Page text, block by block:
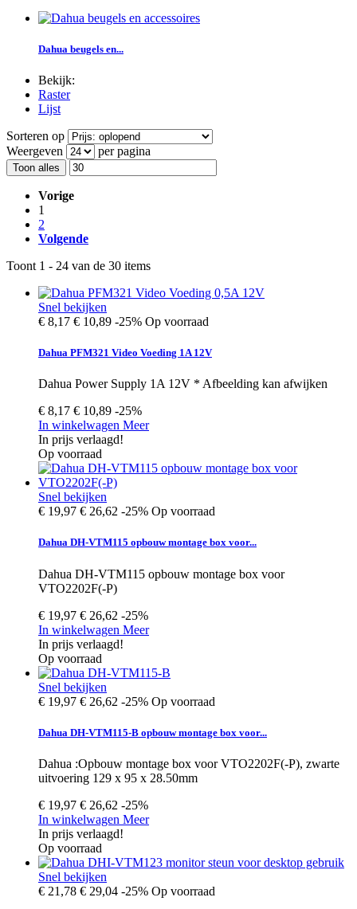
Dahua beugels en...
Bekijk:
Raster
Lijst
Sorteren op
Weergeven
per pagina
Toon alles
Vorige
1
2
Volgende
Toont 1 - 24 van de 30 items
Snel bekijken
€ 8,17 € 10,89 -25% Op voorraad
Dahua PFM321 Video Voeding 1A 12V
Dahua Power Supply 1A 12V * Afbeelding kan afwijken
€ 8,17 € 10,89 -25%
In winkelwagen Meer
In prijs verlaagd!
Op voorraad
Snel bekijken
€ 19,97 € 26,62 -25% Op voorraad
Dahua DH-VTM115 opbouw montage box voor...
Dahua DH-VTM115 opbouw montage box voor
VTO2202F(-P)
€ 19,97 € 26,62 -25%
In winkelwagen Meer
In prijs verlaagd!
Op voorraad
Snel bekijken
€ 19,97 € 26,62 -25% Op voorraad
Dahua DH-VTM115-B opbouw montage box voor...
Dahua :Opbouw montage box voor VTO2202F(-P), zwarte
uitvoering 129 x 95 x 28.50mm
€ 19,97 € 26,62 -25%
In winkelwagen Meer
In prijs verlaagd!
Op voorraad
Snel bekijken
€ 21,78 € 29,04 -25% Op voorraad